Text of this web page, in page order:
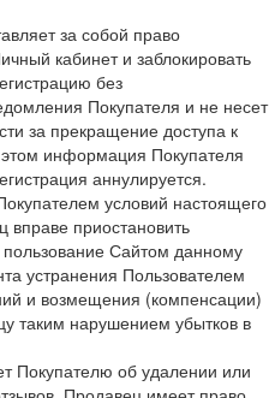
за собой право
кабинет и заблокировать
без
Покупателя и не несет
за прекращение доступа к
информация Покупателя
аннулируется.
условий настоящего
приостановить
пользование Сайтом данному
устранения Пользователем
и возмещения (компенсации)
таким нарушением убытков в
Покупателю об удалении или